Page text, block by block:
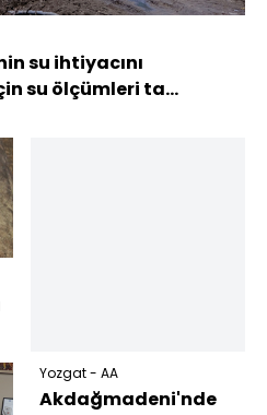
su ihtiyacını
su ölçümleri ta...
Yozgat - AA
Akdağmadeni'nde